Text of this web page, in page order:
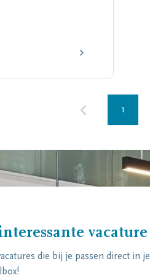
1
vacature
die bij je passen direct in je